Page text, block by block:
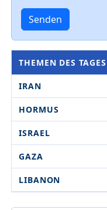
Senden
THEMEN DES TAGES
IRAN
HORMUS
ISRAEL
GAZA
LIBANON